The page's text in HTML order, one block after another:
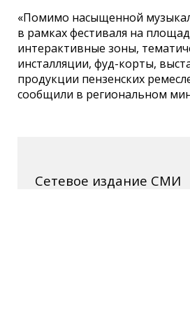
«Помимо насыщенной
в рамках фестиваля на
интерактивные зоны,
инсталляции, фуд-корты,
продукции пензенских
сообщили в региональном
Сетевое издание СМИ